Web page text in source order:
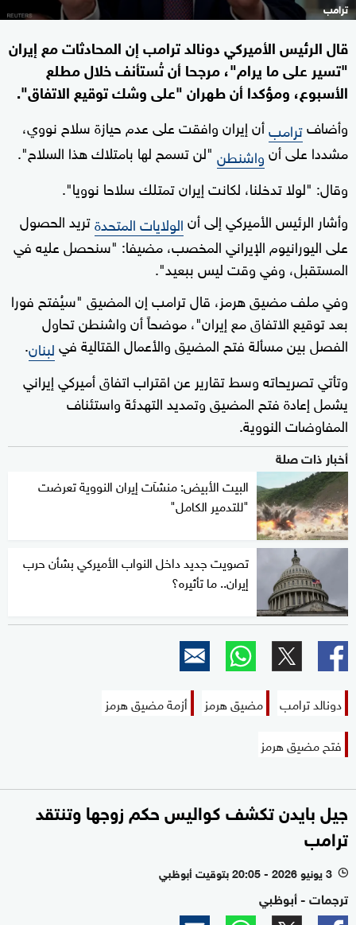
ترامب
قال الرئيس الأميركي دونالد ترامب إن المحادثات مع إيران
"تسير على ما يرام"، مرجحا أن تُستأنف خلال مطلع
الأسبوع، ومؤكدا أن طهران "على وشك توقيع الاتفاق".
وأضافترامبأن إيران وافقت على عدم حيازة سلاح نووي،
مشددا على أنواشنطن "لن تسمح لها بامتلاك هذا السلاح".
وقال: "لولا تدخلنا، لكانت إيران تمتلك سلاحا نوويا".
وأشار الرئيس الأميركي إلى أنالولايات المتحدةتريد الحصول
على اليورانيوم الإيراني المخصب، مضيفا: "سنحصل عليه في
المستقبل، وفي وقت ليس ببعيد".
وفي ملف مضيق هرمز، قال ترامب إن المضيق "سيُفتح فورا
بعد توقيع الاتفاق مع إيران"، موضحاً أن واشنطن تحاول
الفصل بين مسألة فتح المضيق والأعمال القتالية فيلبنان.
وتأتي تصريحاته وسط تقارير عن اقتراب اتفاق أميركي إيراني
يشمل إعادة فتح المضيق وتمديد التهدئة واستئناف
المفاوضات النووية.
أخبار ذات صلة
البيت الأبيض: منشآت إيران النووية تعرضت
"للتدمير الكامل"
تصويت جديد داخل النواب الأميركي بشأن حرب
إيران.. ما تأثيره؟
دونالد ترامب مضيق هرمز
أزمة مضيق هرمز
فتح مضيق هرمز
جيل بايدن تكشف كواليس حكم زوجها وتنتقد
ترامب
l 3 يونيو 2026 - 20:05 بتوقيت أبوظبي
ترجمات - أبوظبي